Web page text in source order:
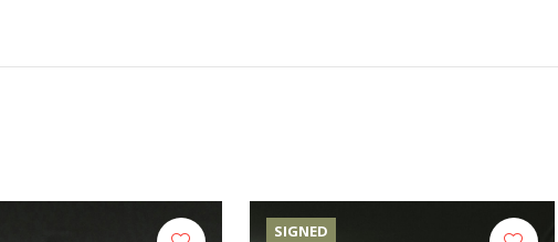
SIGNED